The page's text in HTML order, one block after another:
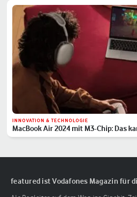
INNOVATION & TECHNOLOGIE
MacBook Air 2024 mit M3-Chip: Das
Laptop
featured ist Vodafones Magazin für